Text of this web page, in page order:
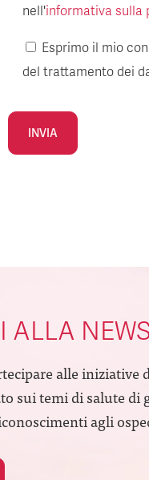
nell'informativa sulla
Esprimo il mio
del trattamento dei
ALLA
alle iniziative
sui temi di salute di
agli